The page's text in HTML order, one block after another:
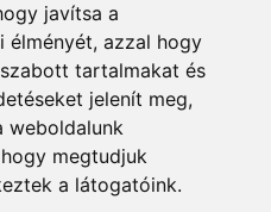
javítsa a
élményét, azzal hogy
tartalmakat és
jelenít meg,
weboldalunk
megtudjuk
a látogatóink.
módok